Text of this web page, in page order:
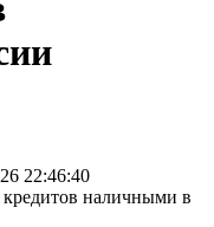
22:46:40